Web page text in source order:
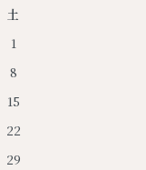
土
1
8
15
22
29